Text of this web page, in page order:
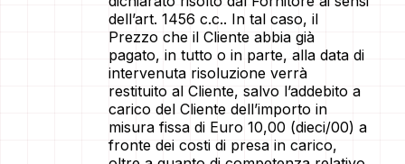
dell’art. 1456 c.c.. In tal caso, il
Prezzo che il Cliente abbia già
pagato, in tutto o in parte, alla data di
intervenuta risoluzione verrà
restituito al Cliente, salvo l’addebito a
carico del Cliente dell’importo in
misura fissa di Euro 10,00 (dieci/00) a
fronte dei costi di presa in carico,